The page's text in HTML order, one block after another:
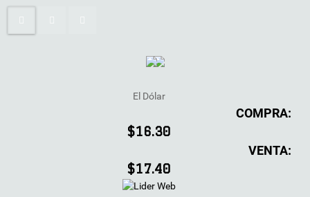
El Dólar
COMPRA:
$16.30
VENTA:
$17.40